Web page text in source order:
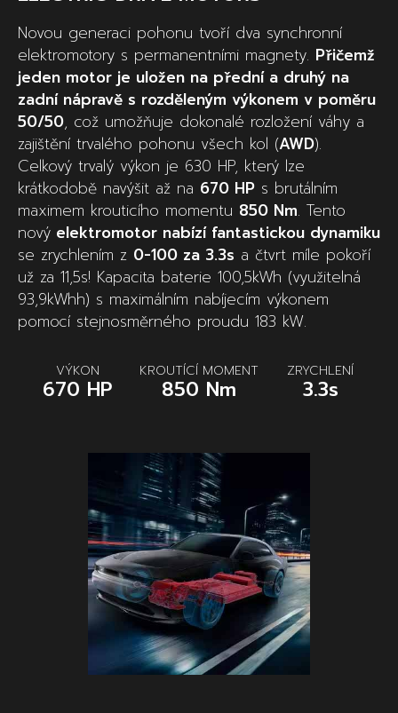
Novou generaci pohonu tvoří dva synchronní
elektromotory s permanentními magnety. Přičemž
jeden motor je uložen na přední a druhý na
zadní nápravě s rozděleným výkonem v poměru
50/50, což umožňuje dokonalé rozložení váhy a
zajištění trvalého pohonu všech kol (AWD).
Celkový trvalý výkon je 630 HP, který lze
krátkodobě navýšit až na 670 HP s brutálním
maximem krouticího momentu 850 Nm. Tento
nový elektromotor nabízí fantastickou dynamiku
se zrychlením z 0-100 za 3.3s a čtvrt míle pokoří
už za 11,5s! Kapacita baterie 100,5kWh (využitelná
93,9kWhh) s maximálním nabíjecím výkonem
pomocí stejnosměrného proudu 183 kW.
VÝKON
670 HP
KROUTÍCÍ MOMENT
850 Nm
ZRYCHLENÍ
3.3s